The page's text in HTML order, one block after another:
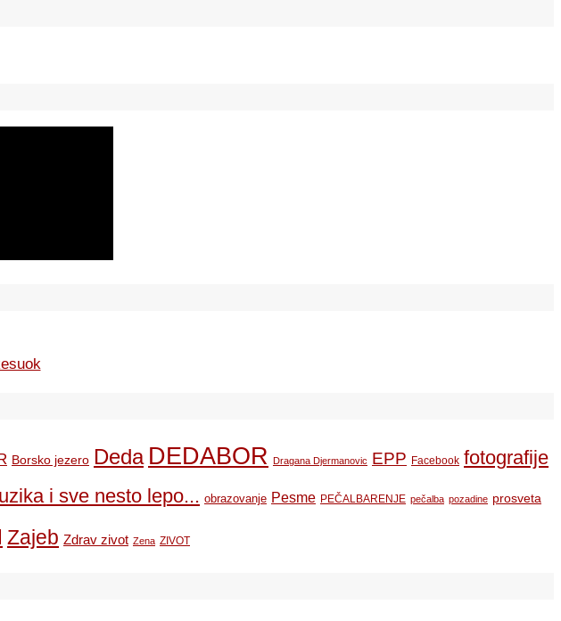
Borsko jezero Deda DEDABOR Dragana Djermanovic EPP Facebook fotografije
i sve nesto lepo... obrazovanje Pesme PEČALBARENJE pečalba pozadine prosveta
Zajeb Zdrav zivot Zena ZIVOT